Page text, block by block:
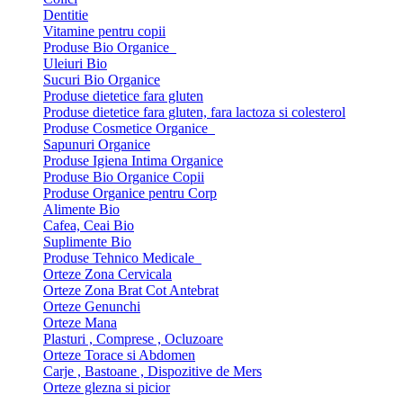
Dentitie
Vitamine pentru copii
Produse Bio Organice
Uleiuri Bio
Sucuri Bio Organice
Produse dietetice fara gluten
Produse dietetice fara gluten, fara lactoza si colesterol
Produse Cosmetice Organice
Sapunuri Organice
Produse Igiena Intima Organice
Produse Bio Organice Copii
Produse Organice pentru Corp
Alimente Bio
Cafea, Ceai Bio
Suplimente Bio
Produse Tehnico Medicale
Orteze Zona Cervicala
Orteze Zona Brat Cot Antebrat
Orteze Genunchi
Orteze Mana
Plasturi , Comprese , Ocluzoare
Orteze Torace si Abdomen
Carje , Bastoane , Dispozitive de Mers
Orteze glezna si picior